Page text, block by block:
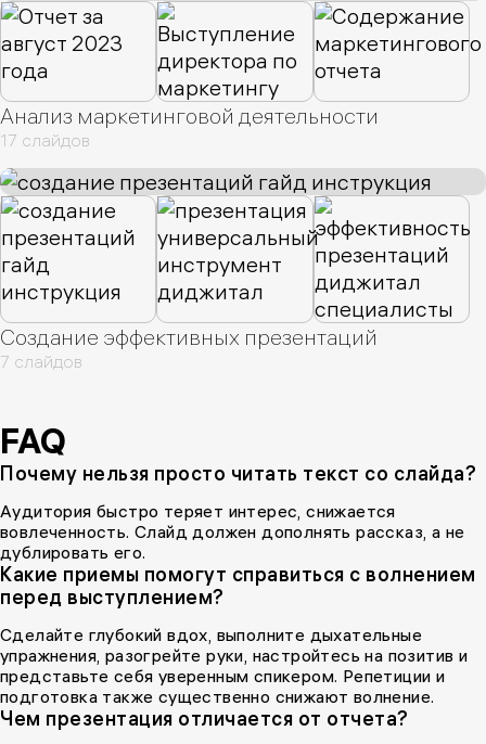
Анализ маркетинговой деятельности
17 слайдов
Создание эффективных презентаций
7 слайдов
FAQ
Почему нельзя просто читать текст со слайда?
Аудитория быстро теряет интерес, снижается
вовлеченность. Слайд должен дополнять рассказ, а не
дублировать его.
Какие приемы помогут справиться с волнением
перед выступлением?
Сделайте глубокий вдох, выполните дыхательные
упражнения, разогрейте руки, настройтесь на позитив и
представьте себя уверенным спикером. Репетиции и
подготовка также существенно снижают волнение.
Чем презентация отличается от отчета?